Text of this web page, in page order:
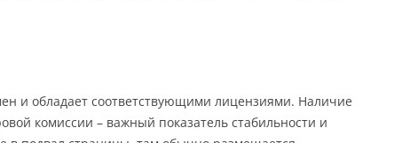
и обладает соответствующими лицензиями. Наличие
комиссии – важный показатель стабильности и